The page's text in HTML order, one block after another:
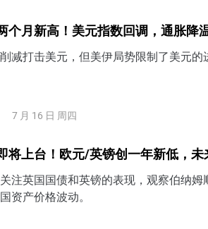
个月新高！美元指数回调，通胀降
减打击美元，但美伊局势限制了美元的
7 月 16 日 周四
将上台！欧元/英镑创一年新低，未
注英国国债和英镑的表现，观察伯纳姆
资产价格波动。